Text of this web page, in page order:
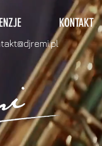
KONTAKT